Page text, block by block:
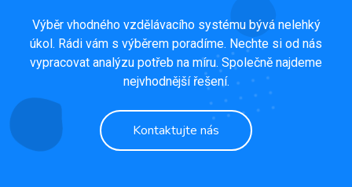
Výběr vhodného vzdělávacího systému bývá nelehký
úkol. Rádi vám s výběrem poradíme. Nechte si od nás
vypracovat analýzu potřeb na míru. Společně najdeme
nejvhodnější řešení.
Kontaktujte nás